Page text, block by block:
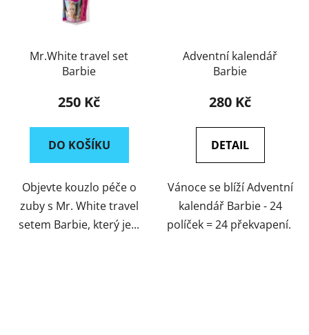
Mr.White travel set
Barbie
250 Kč
DO KOŠÍKU
Objevte kouzlo péče o
zuby s Mr. White travel
setem Barbie, který je...
Adventní kalendář
Barbie
280 Kč
DETAIL
Vánoce se blíží Adventní
kalendář Barbie - 24
políček = 24 překvapení.